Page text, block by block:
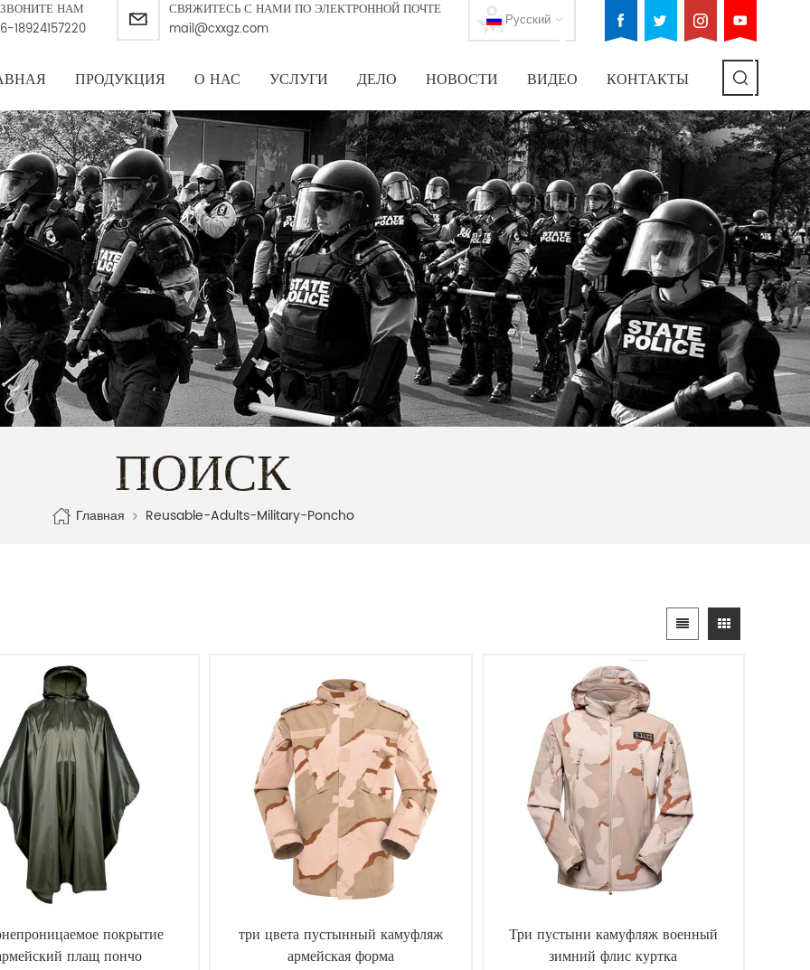
Русский
НАМ
18924157220
СВЯЖИТЕСЬ С НАМИ ПО ЭЛЕКТРОННОЙ ПОЧТЕ
mail@cxxgz.com
ПРОДУКЦИЯ О НАС УСЛУГИ ДЕЛО НОВОСТИ ВИДЕО КОНТАКТЫ
ПОИСК
Главная Reusable-Adults-Military-Poncho
покрытие
плащ пончо
три цвета пустынный камуфляж
армейская форма
Три пустыни камуфляж военный
зимний флис куртка